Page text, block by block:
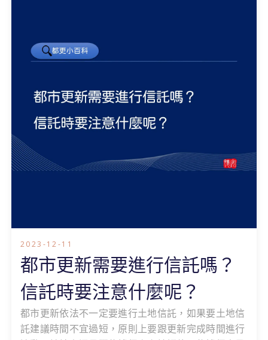
2023-12-11
都市更新需要進行信託嗎？
信託時要注意什麼呢？
都市更新依法不一定要進行土地信託，如果要土地信
託建議時間不宜過短，原則上要跟更新完成時間進行